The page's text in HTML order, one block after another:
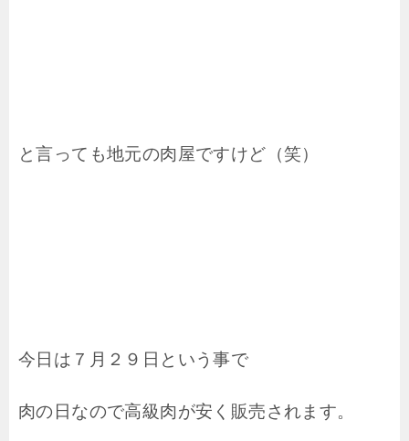
と言っても地元の肉屋ですけど（笑）
今日は７月２９日という事で
肉の日なので高級肉が安く販売されます。